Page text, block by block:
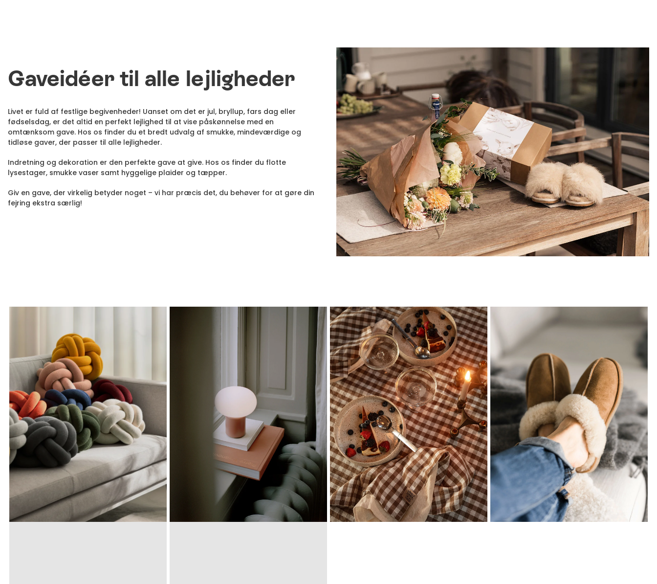
Gaveidéer til alle lejligheder
Livet er fuld af festlige begivenheder! Uanset om det er jul, bryllup, fars dag eller
fødselsdag, er det altid en perfekt lejlighed til at vise påskønnelse med en
omtænksom gave. Hos os finder du et bredt udvalg af smukke, mindeværdige og
tidløse gaver, der passer til alle lejligheder.
Indretning og dekoration er den perfekte gave at give. Hos os finder du flotte
lysestager, smukke vaser samt hyggelige plaider og tæpper.
Giv en gave, der virkelig betyder noget – vi har præcis det, du behøver for at gøre din
fejring ekstra særlig!